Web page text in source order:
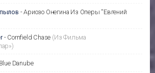
-Ариозо Онегина Из Оперы ''Евгений
- Cornfield Chase (Из Фильма
Blue Danube